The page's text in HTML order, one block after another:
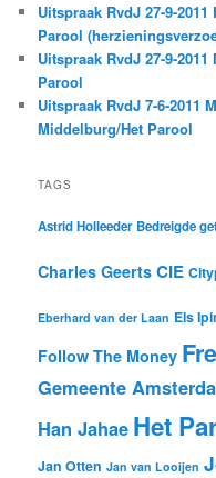
Uitspraak RvdJ 27-9-
Parool
Uitspraak RvdJ 27-9-
Parool
Uitspraak RvdJ 7-6-2011
Middelburg/Het Parool
TAGS
Astrid Holleeder Bedreigde
Charles Geerts CIE
Eberhard van der Laan Els
Follow The Money
Gemeente
Han Jahae Het
Jan Otten Jan van Looijen